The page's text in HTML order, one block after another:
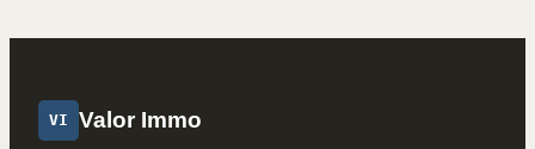
rénovation
droits
VI Valor Immo